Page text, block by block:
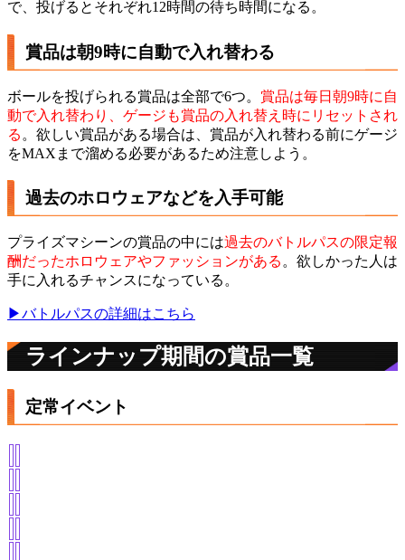
で、投げるとそれぞれ12時間の待ち時間になる。
賞品は朝9時に自動で入れ替わる
ボールを投げられる賞品は全部で6つ。 賞品は毎日朝9時に自
動で入れ替わり、ゲージも賞品の入れ替え時にリセットされ
る 。欲しい賞品がある場合は、賞品が入れ替わる前にゲージ
をMAXまで溜める必要があるため注意しよう。
過去のホロウェアなどを入手可能
プライズマシーンの賞品の中には過去のバトルパスの限定報
酬だったホロウェアやファッションがある 。欲しかった人は
手に入れるチャンスになっている。
▶︎バトルパスの詳細はこちら
ラインナップ期間の賞品一覧
定常イベント